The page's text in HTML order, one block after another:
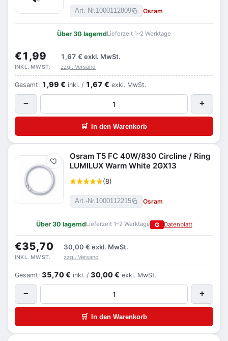
Art.-Nr.1000112809 Osram
Über 30 lagerndLieferzeit 1–2 Werktage
€1,99 1,67 € exkl. MwSt.
INKL. MWST. zzgl. Versand
Gesamt: 1,99 € inkl. / 1,67 € exkl. MwSt.
− +
🛒 In den Warenkorb
Merken
Osram T5 FC 40W/830 Circline / Ring
LUMILUX Warm White 2GX13
(8)
Art.-Nr.1000112215 Osram
Über 30 lagerndLieferzeit 1–2 Werktage G Datenblatt
€35,70 30,00 € exkl. MwSt.
INKL. MWST. zzgl. Versand
Gesamt: 35,70 € inkl. / 30,00 € exkl. MwSt.
− +
🛒 In den Warenkorb